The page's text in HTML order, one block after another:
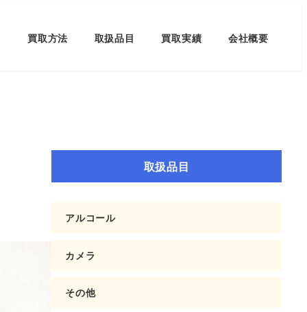
買取方法 取扱品目 買取実績 会社概要
取扱品目
アルコール
カメラ
その他